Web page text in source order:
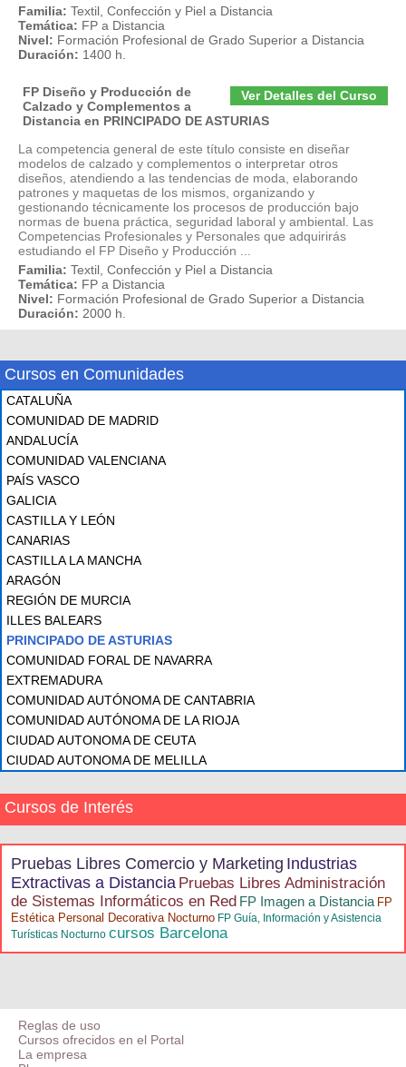
Familia: Textil, Confección y Piel a Distancia
Temática: FP a Distancia
Nivel: Formación Profesional de Grado Superior a Distancia
Duración: 1400 h.
Ver Detalles del Curso
FP Diseño y Producción de
Calzado y Complementos a
Distancia en PRINCIPADO DE ASTURIAS
La competencia general de este título consiste en diseñar
modelos de calzado y complementos o interpretar otros
diseños, atendiendo a las tendencias de moda, elaborando
patrones y maquetas de los mismos, organizando y
gestionando técnicamente los procesos de producción bajo
normas de buena práctica, seguridad laboral y ambiental. Las
Competencias Profesionales y Personales que adquirirás
estudiando el FP Diseño y Producción ...
Familia: Textil, Confección y Piel a Distancia
Temática: FP a Distancia
Nivel: Formación Profesional de Grado Superior a Distancia
Duración: 2000 h.
Cursos en Comunidades
CATALUÑA
COMUNIDAD DE MADRID
ANDALUCÍA
COMUNIDAD VALENCIANA
PAÍS VASCO
GALICIA
CASTILLA Y LEÓN
CANARIAS
CASTILLA LA MANCHA
ARAGÓN
REGIÓN DE MURCIA
ILLES BALEARS
PRINCIPADO DE ASTURIAS
COMUNIDAD FORAL DE NAVARRA
EXTREMADURA
COMUNIDAD AUTÓNOMA DE CANTABRIA
COMUNIDAD AUTÓNOMA DE LA RIOJA
CIUDAD AUTONOMA DE CEUTA
CIUDAD AUTONOMA DE MELILLA
Cursos de Interés
Pruebas Libres Comercio y Marketing Industrias
Extractivas a Distancia Pruebas Libres Administración
de Sistemas Informáticos en Red FP Imagen a Distancia FP
Estética Personal Decorativa Nocturno FP Guía, Información y Asistencia
Turísticas Nocturno cursos Barcelona
Reglas de uso
Cursos ofrecidos en el Portal
La empresa